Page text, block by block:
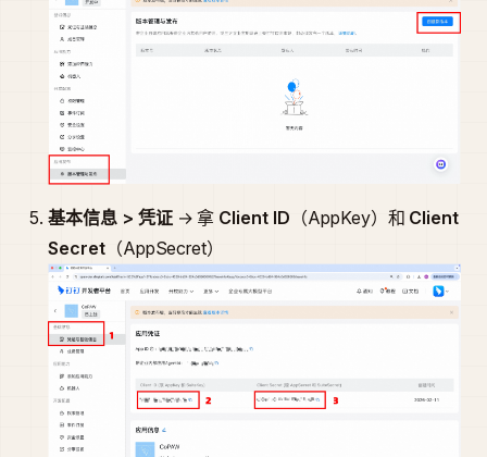
基本信息 > 凭证→ 拿 Client ID （AppKey）和 Client
Secret（AppSecret）